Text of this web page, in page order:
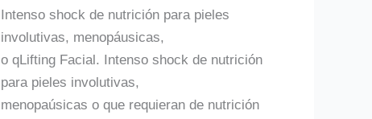
Intenso shock de nutrición para pieles
involutivas, menopáusicas,
o qLifting Facial. Intenso shock de nutrición
para pieles involutivas,
menopaúsicas o que requieran de nutrición